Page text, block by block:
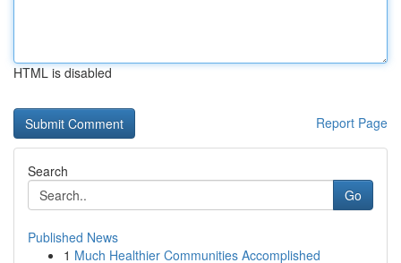
HTML is disabled
Report Page
Search
Go
Published News
1 Much Healthier Communities Accomplished